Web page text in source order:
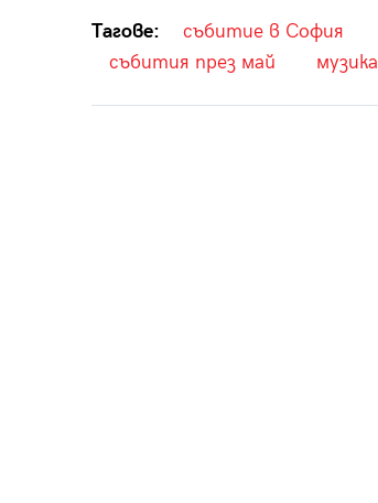
Тагове: събитие в София
събития през май
музика